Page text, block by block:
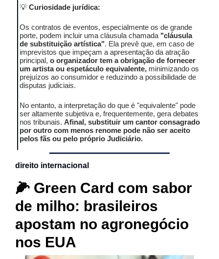
💡 Curiosidade jurídica:
Os contratos de eventos, especialmente os de grande
porte, podem incluir uma cláusula chamada "cláusula
de substituição artística". Ela prevê que, em caso de
imprevistos que impeçam a apresentação da atração
principal, o organizador tem a obrigação de fornecer
um artista ou espetáculo equivalente, minimizando os
prejuízos ao consumidor e reduzindo a possibilidade de
disputas judiciais.
No entanto, a interpretação do que é "equivalente" pode
ser altamente subjetiva e, frequentemente, gera debates
nos tribunais. Afinal, substituir um cantor consagrado
por outro com menos renome pode não ser aceito
pelos fãs ou pelo próprio Judiciário.
direito internacional
🌽 Green Card com sabor
de milho: brasileiros
apostam no agronegócio
nos EUA